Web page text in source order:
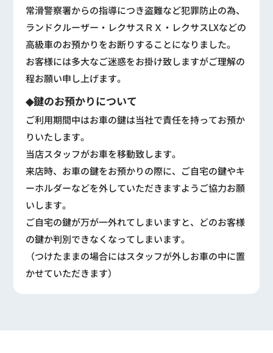
常滑警察署からの指導につき盗難など犯罪防止の為、
ランドクルーザー・レクサスＲＸ・レクサスLXなどの
高級車のお預かりをお断りすることになりました。
お客様には多大なご迷惑をお掛け致しますがご理解の
程お願い申し上げます。
◆鍵のお預かりについて
ご利用期間中はお車の鍵は当社で責任を持ってお預か
りいたします。
当店スタッフがお車を移動致します。
来店時、お車の鍵をお預かりの際に、ご自宅の鍵やキ
ーホルダーなどを外していただきますようご協力お願
いします。
ご自宅の鍵が万が一外れてしまいますと、どのお客様
の鍵か判別できなくなってしまいます。
（つけたままの場合にはスタッフが外しお車の中に置
かせていただきます）